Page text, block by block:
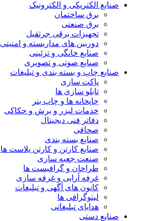
صنایع الکتریکی و الکترونیک
برق ساختمان
برق صنعتی
تجهیزات برقی جرثقیل
دوربین های مداربسته و امنیتی
صنایع خانگی و تزئینی
صنایع صوتی و تصویری
صنایع چاپ و بسته بندی و تبلیغات
پاکت سازی
تابلو سازی ها
چاپخانه ها و چاپ بنر
خدمات لیزر و برش و حکاکی
دفاتر فنی دیجیتال
صحافی
صنایع بسته بندی
صنایع کارتن و کارتن پلاست ها
صنعت جعبه سازی
طراحان و گرافیست ها
غرفه آرایی و غرفه سازی
کانون های آگهی و تبلیغات
لیتوگرافی ها
هدایای تبلیغاتی
صنایع دستی